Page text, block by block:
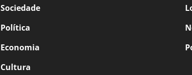
Sociedade
Política
Economia
Cultura